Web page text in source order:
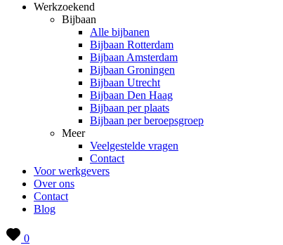
Werkzoekend
Bijbaan
Alle bijbanen
Bijbaan Rotterdam
Bijbaan Amsterdam
Bijbaan Groningen
Bijbaan Utrecht
Bijbaan Den Haag
Bijbaan per plaats
Bijbaan per beroepsgroep
Meer
Veelgestelde vragen
Contact
Voor werkgevers
Over ons
Contact
Blog
0